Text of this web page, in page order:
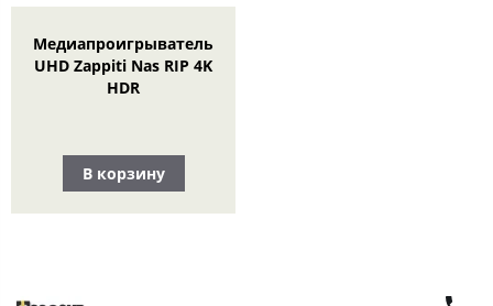
Медиапроигрыватель
UHD Zappiti Nas RIP 4K
HDR
В корзину